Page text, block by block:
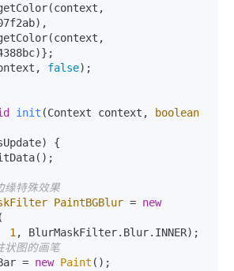
false);
init (Context context,
boolean
{
特殊效果
PaintBGBlur = new
(
1 , BlurMaskFilter.Blur.INNER);
图的画笔
=
new Paint ();